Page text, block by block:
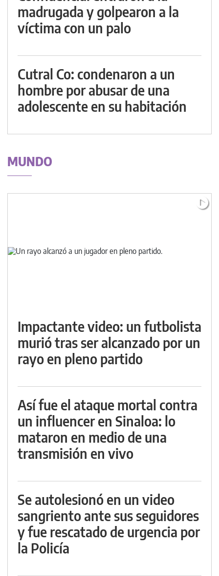
madrugada y golpearon a la
víctima con un palo
Cutral Co: condenaron a un
hombre por abusar de una
adolescente en su habitación
MUNDO
Impactante video: un futbolista
murió tras ser alcanzado por un
rayo en pleno partido
Así fue el ataque mortal contra
un influencer en Sinaloa: lo
mataron en medio de una
transmisión en vivo
Se autolesionó en un video
sangriento ante sus seguidores
y fue rescatado de urgencia por
la Policía